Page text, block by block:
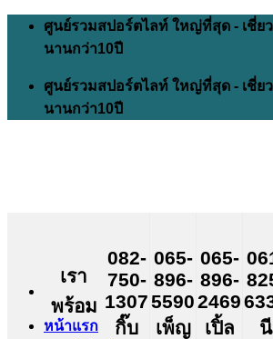
Skip
content
ศูนย์รวมสปอร์ตไลท์ ใหญ่ที่สุด - เชี่
นานกว่า10ปี
ศูนย์รวมสปอร์ตไลท์ ใหญ่ที่สุด - เชี่
นานกว่า10ปี
หน้าแรก
เรา
พร้อม
082-
750-
1307
กิ๊บ
065-
896-
5590
เพ็ญ
065-
896-
2469
เปิ้ล
นี